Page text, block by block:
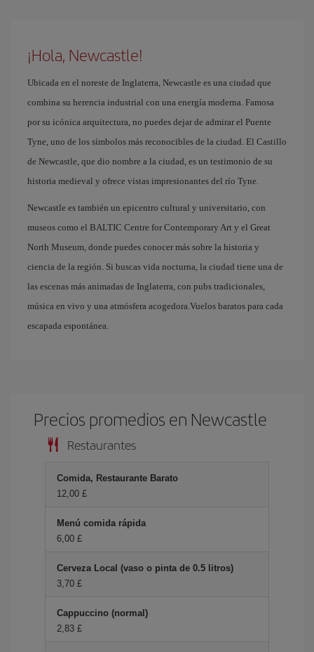
¡Hola, Newcastle!
Ubicada en el noreste de Inglaterra, Newcastle es una ciudad que
combina su herencia industrial con una energía moderna. Famosa
por su icónica arquitectura, no puedes dejar de admirar el Puente
Tyne, uno de los símbolos más reconocibles de la ciudad. El Castillo
de Newcastle, que dio nombre a la ciudad, es un testimonio de su
historia medieval y ofrece vistas impresionantes del río Tyne.
Newcastle es también un epicentro cultural y universitario, con
museos como el BALTIC Centre for Contemporary Art y el Great
North Museum, donde puedes conocer más sobre la historia y
ciencia de la región. Si buscas vida nocturna, la ciudad tiene una de
las escenas más animadas de Inglaterra, con pubs tradicionales,
música en vivo y una atmósfera acogedora.Vuelos baratos para cada
escapada espontánea.
Precios promedios en Newcastle
Restaurantes
Comida, Restaurante Barato
12,00 £
Menú comida rápida
6,00 £
Cerveza Local (vaso o pinta de 0.5 litros)
3,70 £
Cappuccino (normal)
2,83 £